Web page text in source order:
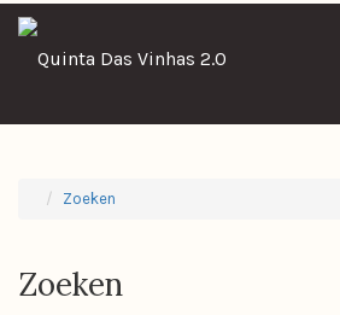
Zoeken
Zoeken